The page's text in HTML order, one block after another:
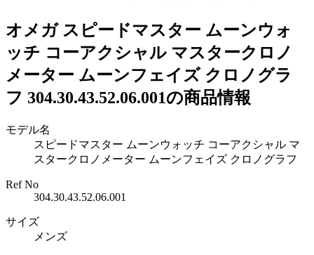
オメガ スピードマスター ムーンウォ
ッチ コーアクシャル マスタークロノ
メーター ムーンフェイズ クロノグラ
フ 304.30.43.52.06.001の商品情報
モデル名
スピードマスター ムーンウォッチ コーアクシャル マ
スタークロノメーター ムーンフェイズ クロノグラフ
Ref No
304.30.43.52.06.001
サイズ
メンズ